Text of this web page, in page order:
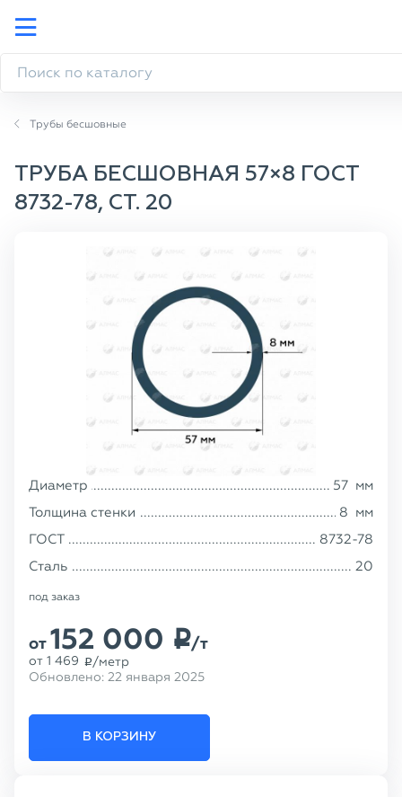
Трубы бесшовные
ТРУБА БЕСШОВНАЯ 57×8 ГОСТ
8732-78, СТ. 20
Диаметр 57 мм
Толщина стенки
8 мм
ГОСТ
8732-78
Сталь
20
под заказ
от152 000 p/т
от 1 469 p /метр
Обновлено: 22 января 2025
В КОРЗИНУ